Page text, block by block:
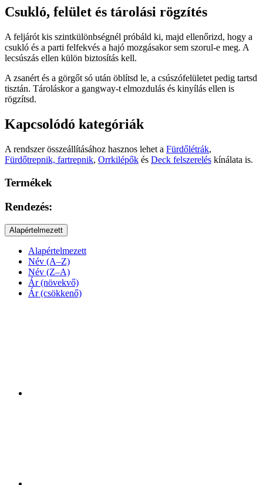
Csukló, felület és tárolási rögzítés
A feljárót kis szintkülönbségnél próbáld ki, majd ellenőrizd, hogy a
csukló és a parti felfekvés a hajó mozgásakor sem szorul-e meg. A
lecsúszás ellen külön biztosítás kell.
A zsanért és a görgőt só után öblítsd le, a csúszófelületet pedig tartsd
tisztán. Tároláskor a gangway-t elmozdulás és kinyílás ellen is
rögzítsd.
Kapcsolódó kategóriák
A rendszer összeállításához hasznos lehet a Fürdőlétrák,
Fürdőtrepnik, fartrepnik, Orrkilépők és Deck felszerelés kínálata is.
Termékek
Rendezés:
Alapértelmezett
Alapértelmezett
Név (A–Z)
Név (Z–A)
Ár (növekvő)
Ár (csökkenő)